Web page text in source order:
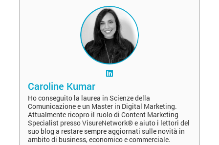
Caroline Kumar
Ho conseguito la laurea in Scienze della
Comunicazione e un Master in Digital Marketing.
Attualmente ricopro il ruolo di Content Marketing
Specialist presso VisureNetwork® e aiuto i lettori del
suo blog a restare sempre aggiornati sulle novità in
ambito di business, economico e commerciale.